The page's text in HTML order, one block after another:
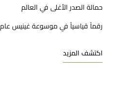
حمالة الصدر الأغلى في العالم
رقماً قياسياً في موسوعة غينيس عام 2003
اكتشف المزيد